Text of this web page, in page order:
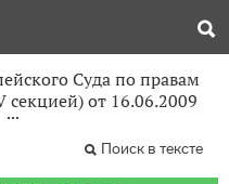
Суда по правам
секцией) от 16.06.2009
Поиск в тексте